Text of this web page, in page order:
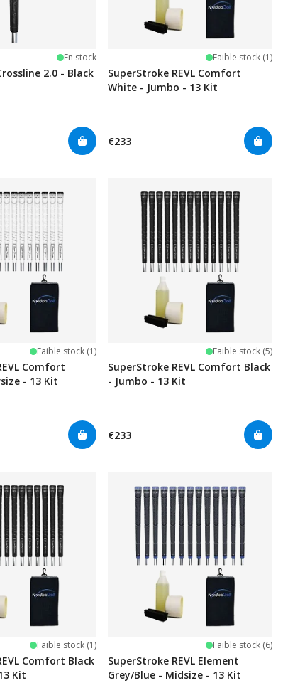
En stock
2.0 - Black
Faible stock (1)
SuperStroke REVL Comfort
White - Jumbo - 13 Kit
€233
Faible stock (1)
Comfort
- 13 Kit
Faible stock (5)
SuperStroke REVL Comfort Black
- Jumbo - 13 Kit
€233
Faible stock (1)
Comfort Black
Kit
Faible stock (6)
SuperStroke REVL Element
Grey/Blue - Midsize - 13 Kit